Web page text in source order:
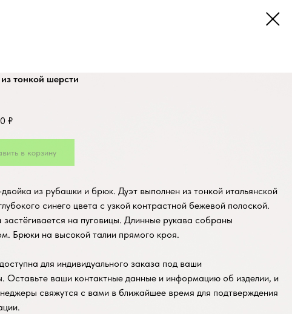
тонкой шерсти
₽
в корзину
из рубашки и брюк. Дуэт выполнен из тонкой итальянской
синего цвета с узкой контрастной бежевой полоской.
застёгивается на пуговицы. Длинные рукава собраны
Брюки на высокой талии прямого кроя.
для индивидуального заказа под ваши
Оставьте ваши контактные данные и информацию об изделии, и
свяжутся с вами в ближайшее время для подтверждения